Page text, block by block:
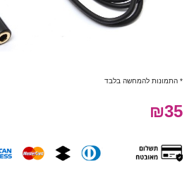
* התמונות להמחשה בלבד
₪35